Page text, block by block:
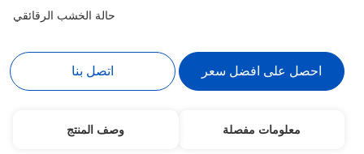
حالة الخشب الرقائقي
احصل على افضل سعر اتصل بنا
معلومات مفصلة وصف المنتج